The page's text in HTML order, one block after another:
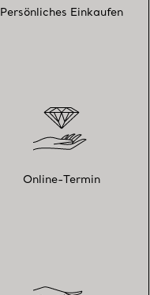
Persönliches Einkaufen
Online-Termin